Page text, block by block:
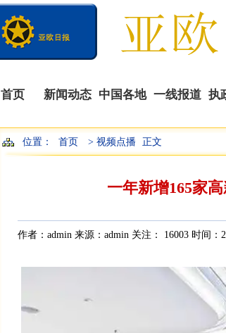
首页 新闻动态 中国各地 一线报道 执
位置： 首页 > 视频点播 正文
一年新增165家
作者：admin 来源：admin 关注： 16003 时间：